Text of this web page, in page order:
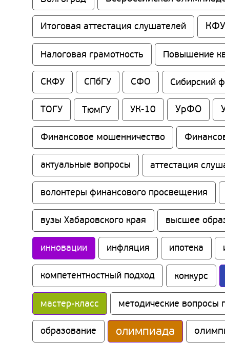
Итоговая аттестация слушателей КФУ
Налоговая грамотность Повышение
СКФУ СПбГУ СФО Сибирский
ТОГУ ТюмГУ УК-10 УрФО
Финансовое мошенничество
актуальные вопросы аттестация
волонтеры финансового просвещения
вузы Хабаровского края высшее
инновации инфляция ипотека
компетентностный подход конкурс
мастер-класс методические вопросы
образование олимпиада